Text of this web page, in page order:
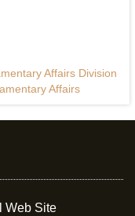
Affairs Division
Affairs
Web Site